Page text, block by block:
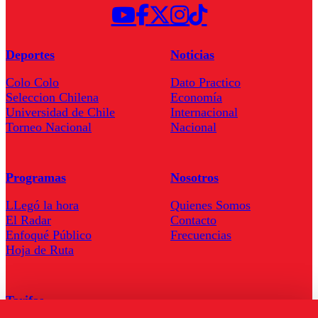
Deportes
Colo Colo
Seleccion Chilena
Universidad de Chile
Torneo Nacional
Noticias
Dato Practico
Economía
Internacional
Nacional
Programas
LLegó la hora
El Radar
Enfoqué Público
Hoja de Ruta
Nosotros
Quienes Somos
Contacto
Frecuencias
Tarifas